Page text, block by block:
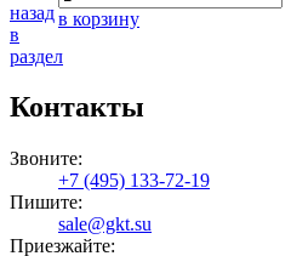
в корзину
назад
в
раздел
Контакты
Звоните:
+7 (495) 133-72-19
Пишите:
sale@gkt.su
Приезжайте: